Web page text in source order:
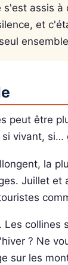
assis à
et
peut être
vivant, si…
la
Juillet et
collines
? Ne
sur les